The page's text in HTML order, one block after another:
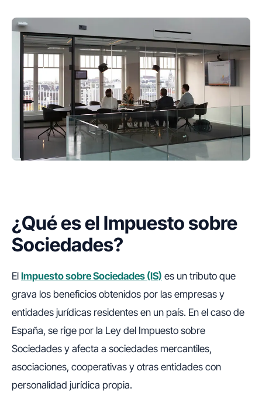
¿Qué es el Impuesto sobre
Sociedades?
El Impuesto sobre Sociedades (IS) es un tributo que
grava los beneficios obtenidos por las empresas y
entidades jurídicas residentes en un país. En el caso de
España, se rige por la Ley del Impuesto sobre
Sociedades y afecta a sociedades mercantiles,
asociaciones, cooperativas y otras entidades con
personalidad jurídica propia.